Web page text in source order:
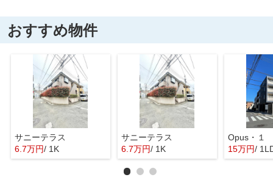
おすすめ物件
サニーテラス
6.7万円/ 1K
サニーテラス
6.7万円/ 1K
Opus・１
15万円/